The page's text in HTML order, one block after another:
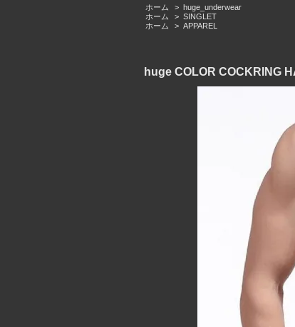
ホーム > huge_underwear
ホーム
> SINGLET
ホーム
> APPAREL
huge COLOR COCKRING